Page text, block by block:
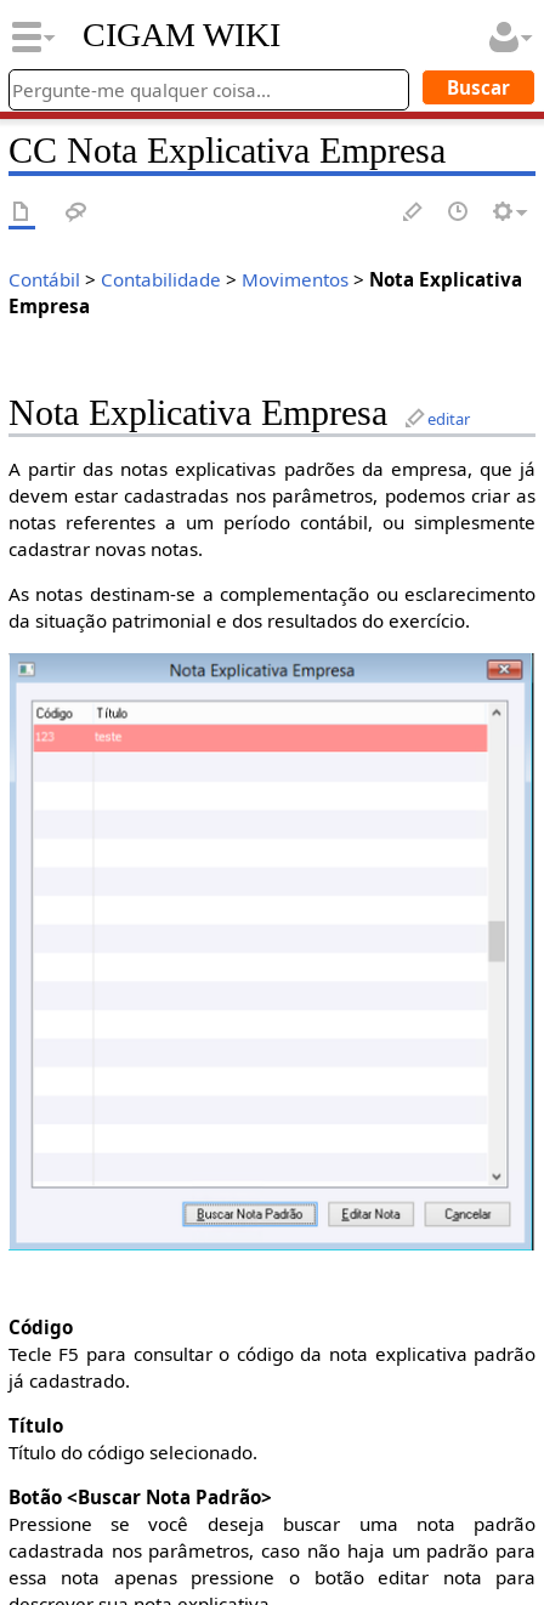
CIGAM WIKI
CC Nota Explicativa Empresa
Contábil > Contabilidade > Movimentos> Nota Explicativa
Empresa
Nota Explicativa Empresa editar
A partir das notas explicativas padrões da empresa, que já
devem estar cadastradas nos parâmetros, podemos criar as
notas referentes a um período contábil, ou simplesmente
cadastrar novas notas.
As notas destinam-se a complementação ou esclarecimento
da situação patrimonial e dos resultados do exercício.
Código
Tecle F5 para consultar o código da nota explicativa padrão
já cadastrado.
Título
Título do código selecionado.
Botão <Buscar Nota Padrão>
Pressione se você deseja buscar uma nota padrão
cadastrada nos parâmetros, caso não haja um padrão para
essa nota apenas pressione o botão editar nota para